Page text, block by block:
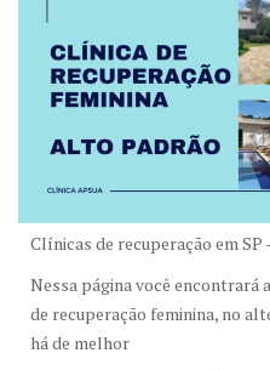
Clínicas de recuperação em
Nessa página você encontrará
de recuperação feminina, no
há de melhor